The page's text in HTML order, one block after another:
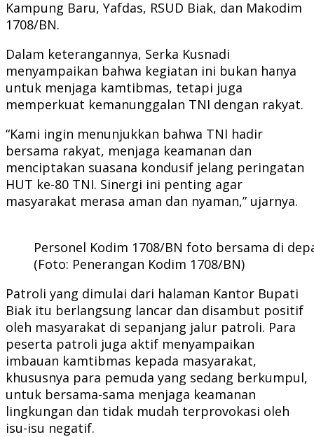
Kampung Baru, Yafdas, RSUD Biak, dan Makodim
1708/BN.
Dalam keterangannya, Serka Kusnadi
menyampaikan bahwa kegiatan ini bukan hanya
untuk menjaga kamtibmas, tetapi juga
memperkuat kemanunggalan TNI dengan rakyat.
“Kami ingin menunjukkan bahwa TNI hadir
bersama rakyat, menjaga keamanan dan
menciptakan suasana kondusif jelang peringatan
HUT ke-80 TNI. Sinergi ini penting agar
masyarakat merasa aman dan nyaman,” ujarnya.
Personel Kodim 1708/BN foto bersama di
(Foto: Penerangan Kodim 1708/BN)
Patroli yang dimulai dari halaman Kantor Bupati
Biak itu berlangsung lancar dan disambut positif
oleh masyarakat di sepanjang jalur patroli. Para
peserta patroli juga aktif menyampaikan
imbauan kamtibmas kepada masyarakat,
khususnya para pemuda yang sedang berkumpul,
untuk bersama-sama menjaga keamanan
lingkungan dan tidak mudah terprovokasi oleh
isu-isu negatif.